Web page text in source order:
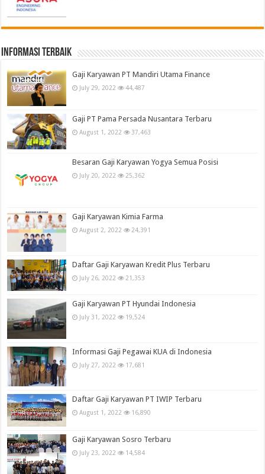
informasi terbaik
Gaji Karyawan PT Mandiri Utama Finance
July 29, 2022 44,487
Gaji PT Pama Persada Nusantara Terbaru
August 1, 2022 37,463
Besaran Gaji Karyawan Yogya Semua Posisi
July 20, 2022 25,362
Gaji Karyawan Kimia Farma
August 2, 2022 24,391
Daftar Gaji Karyawan Kredit Plus Terbaru
July 26, 2022 21,353
Gaji Karyawan PT Hyundai Indonesia
July 31, 2022 19,524
Informasi Gaji Pegawai KUA di Indonesia
July 27, 2022 17,681
Daftar Gaji Karyawan PT IWIP Terbaru
August 1, 2022 16,890
Gaji Karyawan Sosro Terbaru
July 23, 2022 14,584